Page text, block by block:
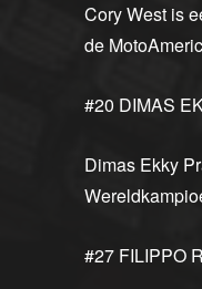
Cory West is
de
#20 DIMAS
Dimas Ekky
#27 FILIPPO